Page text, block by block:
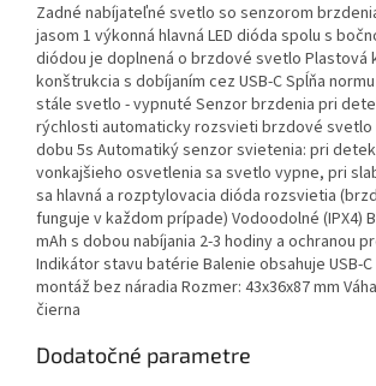
Zadné nabíjateľné svetlo so senzorom
jasom 1 výkonná hlavná LED dióda spolu s
diódou je doplnená o brzdové svetlo Plastová
konštrukcia s dobíjaním cez USB-C Spĺňa
stále svetlo - vypnuté Senzor brzdenia pri
rýchlosti automaticky rozsvieti brzdové svetlo
dobu 5s Automatiký senzor svietenia: pri
vonkajšieho osvetlenia sa svetlo vypne, pri
sa hlavná a rozptylovacia dióda rozsvietia
funguje v každom prípade) Vodoodolné (IPX4)
mAh s dobou nabíjania 2-3 hodiny a ochranou
Indikátor stavu batérie Balenie obsahuje USB-
montáž bez náradia Rozmer: 43x36x87 mm
čierna
Dodatočné parametre